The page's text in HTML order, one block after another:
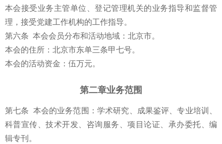
本会接受业务主管单位、登记管理机关的业务指导和监督管
理，接受党建工作机构的工作指导。
第六条 本会会员分布和活动地域：北京市。
本会的住所：北京市东单三条甲七号。
本会的活动资金：伍万元。
第二章业务范围
第七条 本会的业务范围：学术研究、成果鉴评、专业培训、
科普宣传、技术开发、咨询服务、项目论证、承办委托、编
辑专刊。